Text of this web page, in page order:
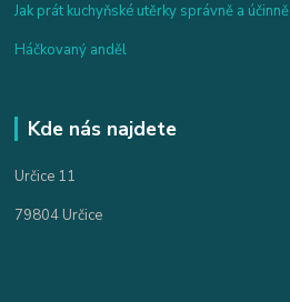
Jak prát kuchyňské utěrky správně a účinně
Háčkovaný anděl
Kde nás najdete
Určice 11
79804 Určice